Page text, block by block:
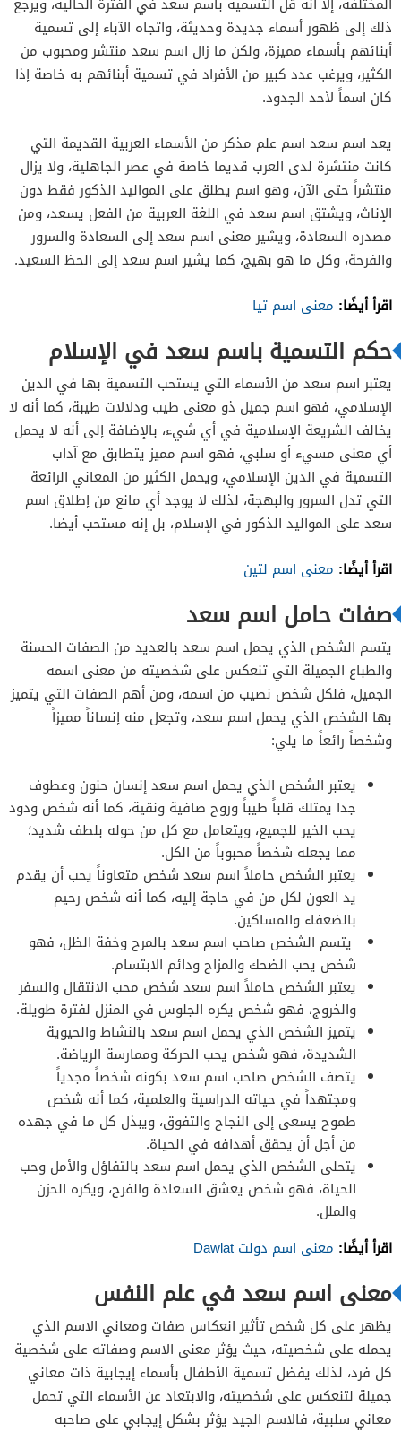
سعد الصغير
سعد رمضان
سعد لمجرد
ذلك إلى ظهور أسماء جديدة وحديثة، واتجاه الآباء إلى تسمية
أبنائهم بأسماء مميزة، ولكن ما زال اسم سعد منتشر ومحبوب من
الكثير، ويرغب عدد كبير من الأفراد في تسمية أبنائهم به خاصة إذا
كان اسماً لأحد الجدود.
يعد اسم سعد اسم علم مذكر من الأسماء العربية القديمة التي
كانت منتشرة لدى العرب قديما خاصة في عصر الجاهلية، ولا يزال
منتشراً حتى الآن، وهو اسم يطلق على المواليد الذكور فقط دون
الإناث، ويشتق اسم سعد في اللغة العربية من الفعل يسعد، ومن
مصدره السعادة، ويشير معنى اسم سعد إلى السعادة والسرور
والفرحة، وكل ما هو بهيج، كما يشير اسم سعد إلى الحظ السعيد.
اقرأ أيضًا: معنى اسم تيا
حكم التسمية باسم سعد في الإسلام
يعتبر اسم سعد من الأسماء التي يستحب التسمية بها في الدين
الإسلامي، فهو اسم جميل ذو معنى طيب ودلالات طيبة، كما أنه لا
يخالف الشريعة الإسلامية في أي شيء، بالإضافة إلى أنه لا يحمل
أي معنى مسيء أو سلبي، فهو اسم مميز يتطابق مع آداب
التسمية في الدين الإسلامي، ويحمل الكثير من المعاني الرائعة
التي تدل السرور والبهجة، لذلك لا يوجد أي مانع من إطلاق اسم
سعد على المواليد الذكور في الإسلام، بل إنه مستحب أيضا.
اقرأ أيضًا: معنى اسم لتين
صفات حامل اسم سعد
يتسم الشخص الذي يحمل اسم سعد بالعديد من الصفات الحسنة
والطباع الجميلة التي تنعكس على شخصيته من معنى اسمه
الجميل، فلكل شخص نصيب من اسمه، ومن أهم الصفات التي يتميز
بها الشخص الذي يحمل اسم سعد، وتجعل منه إنساناً مميزاً
وشخصاً رائعاً ما يلي:
يعتبر الشخص الذي يحمل اسم سعد إنسان حنون وعطوف
جدا يمتلك قلباً طيباً وروح صافية ونقية، كما أنه شخص ودود
يحب الخير للجميع، ويتعامل مع كل من حوله بلطف شديد؛
مما يجعله شخصاً محبوباً من الكل.
يعتبر الشخص حاملاً اسم سعد شخص متعاوناً يحب أن يقدم
يد العون لكل من في حاجة إليه، كما أنه شخص رحيم
بالضعفاء والمساكين.
يتسم الشخص صاحب اسم سعد بالمرح وخفة الظل، فهو
شخص يحب الضحك والمزاح ودائم الابتسام.
يعتبر الشخص حاملاً اسم سعد شخص محب الانتقال والسفر
والخروج، فهو شخص يكره الجلوس في المنزل لفترة طويلة.
يتميز الشخص الذي يحمل اسم سعد بالنشاط والحيوية
الشديدة، فهو شخص يحب الحركة وممارسة الرياضة.
يتصف الشخص صاحب اسم سعد بكونه شخصاً مجدياً
ومجتهداً في حياته الدراسية والعلمية، كما أنه شخص
طموح يسعى إلى النجاح والتفوق، ويبذل كل ما في جهده
من أجل أن يحقق أهدافه في الحياة.
يتحلى الشخص الذي يحمل اسم سعد بالتفاؤل والأمل وحب
الحياة، فهو شخص يعشق السعادة والفرح، ويكره الحزن
والملل.
اقرأ أيضًا: معنى اسم دولت Dawlat
معنى اسم سعد في علم النفس
يظهر على كل شخص تأثير انعكاس صفات ومعاني الاسم الذي
يحمله على شخصيته، حيث يؤثر معنى الاسم وصفاته على شخصية
كل فرد، لذلك يفضل تسمية الأطفال بأسماء إيجابية ذات معاني
جميلة لتنعكس على شخصيته، والابتعاد عن الأسماء التي تحمل
معاني سلبية، فالاسم الجيد يؤثر بشكل إيجابي على صاحبه